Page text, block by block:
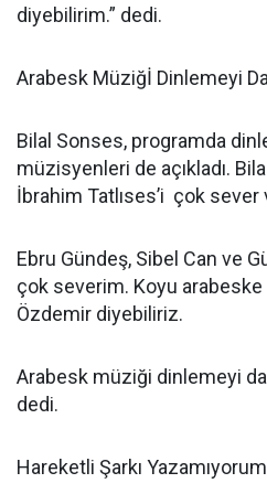
diyebilirim.” dedi.
Arabesk Müziğİ Dinlemeyi
Bilal Sonses, programda
müzisyenleri de açıkladı.
İbrahim Tatlıses’i çok sever
Ebru Gündeş, Sibel Can ve
çok severim. Koyu
Özdemir diyebiliriz.
Arabesk müziği dinlemeyi
dedi.
Hareketli Şarkı